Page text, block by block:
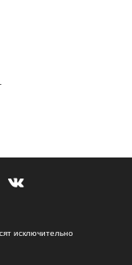
исключительно